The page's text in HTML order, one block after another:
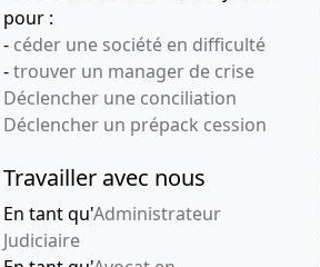
pour :
- céder une société en difficulté
-trouver un manager de crise
Déclencher une conciliation
Déclencher un prépack cession
Travailler avec nous
En tant qu'Administrateur
Judiciaire